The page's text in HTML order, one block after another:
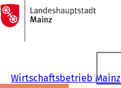
Перейти до змісту
На
головну
сторінку
Wirtschaftsbetrieb Mainz